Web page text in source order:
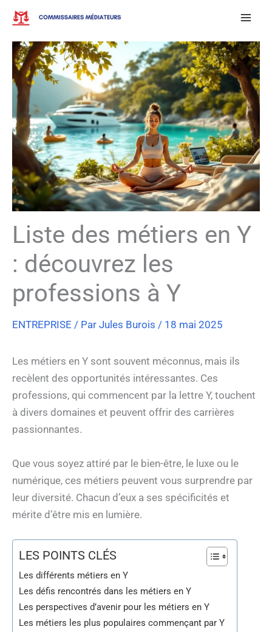
Aller
contenu
Liste des métiers en Y
: découvrez les
professions à Y
ENTREPRISE / Par Jules Burois / 18 mai 2025
Les métiers en Y sont souvent méconnus, mais ils
recèlent des opportunités intéressantes. Ces
professions, qui commencent par la lettre Y, touchent
à divers domaines et peuvent offrir des carrières
passionnantes.
Que vous soyez attiré par le bien-être, le luxe ou le
numérique, ces métiers peuvent vous surprendre par
leur diversité. Chacun d’eux a ses spécificités et
mérite d’être mis en lumière.
LES POINTS CLÉS
Les différents métiers en Y
Les défis rencontrés dans les métiers en Y
Les perspectives d’avenir pour les métiers en Y
Les métiers les plus populaires commençant par Y